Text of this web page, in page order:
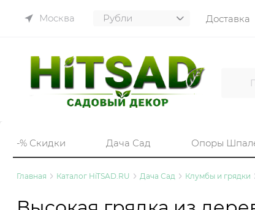
Москва Доставка
-% Скидки Дача Сад Опоры
Главная Каталог HiTSAD.RU Дача Сад Клумбы и грядки